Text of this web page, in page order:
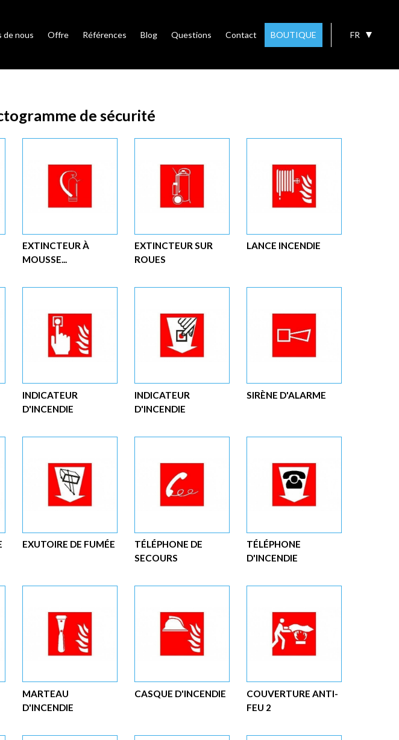
FR
de nous Offre Références Blog Questions Contact BOUTIQUE
de sécurité
EXTINCTEUR À
MOUSSE...
EXTINCTEUR SUR
ROUES
LANCE INCENDIE
INDICATEUR
D'INCENDIE
INDICATEUR
D'INCENDIE
SIRÈNE D'ALARME
EXUTOIRE DE FUMÉE
TÉLÉPHONE DE
SECOURS
TÉLÉPHONE
D'INCENDIE
MARTEAU
D'INCENDIE
CASQUE D'INCENDIE
COUVERTURE ANTI-
FEU 2